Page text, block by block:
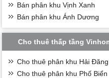
Bán phân khu Vịnh Xanh
Bán phân khu Ánh Dương
Cho thuê thấp tầng
Cho thuê phân khu Hải Đăng
Cho thuê phân khu Phố Biển